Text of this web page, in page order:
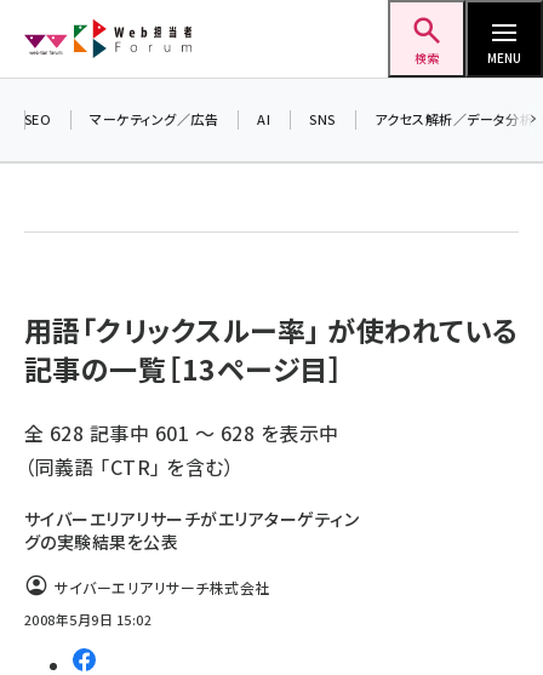
ン
検索 MENU
ai (2814)
youtube (2441)
セミナー (2310)
meo (1277)
llmo (1167)
SEO マーケティング／広告 AI SNS アクセス解析／データ分析
用語「クリックスルー率」 が使われている
記事の一覧［13ページ目］
全 628 記事中 601 ～ 628 を表示中
（同義語 「CTR」 を含む）
サイバーエリアリサーチがエリアターゲティン
グの実験結果を公表
サイバーエリアリサーチ株式会社
2008年5月9日 15:02